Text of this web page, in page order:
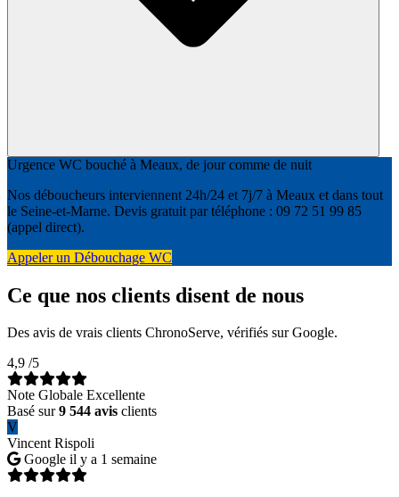
Urgence WC bouché à Meaux, de jour comme de nuit
Nos déboucheurs interviennent 24h/24 et 7j/7 à Meaux et dans tout
le Seine-et-Marne. Devis gratuit par téléphone : 09 72 51 99 85
(appel direct).
Appeler un Débouchage WC
Ce que nos clients disent de nous
Des avis de vrais clients ChronoServe, vérifiés sur Google.
4,9 /5
Note Globale Excellente
Basé sur9 544 avis clients
V
Vincent Rispoli
Google il y a 1 semaine